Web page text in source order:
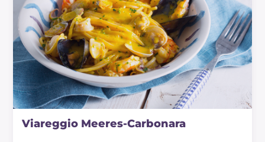
Viareggio Meeres-Carbonara